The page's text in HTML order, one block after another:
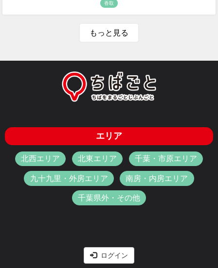
香取
もっと見る
エリア
北西エリア 北東エリア 千葉・市原エリア
九十九里・外房エリア 南房・内房エリア
千葉県外・その他
ログイン